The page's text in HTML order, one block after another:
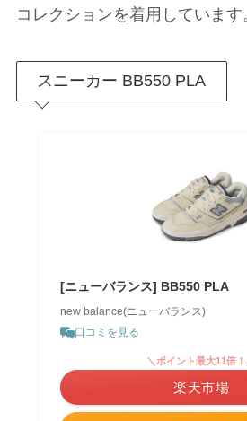
コレクションを着用しています
スニーカー BB550 PLA
[ニューバランス] BB550 PLA
new balance(ニューバランス)
口コミを見る
＼ポイント最大11倍！
楽天市場